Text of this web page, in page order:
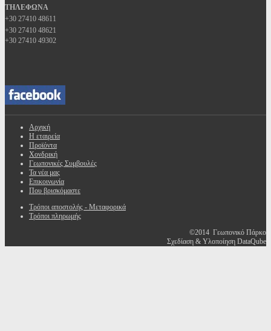
ΤΗΛΕΦΩΝΑ
+30 27410 48611
+30 27410 48621
+30 27410 49302
Αρχική
Η εταιρεία
Προϊόντα
Χονδρική
Γεωπονικές Συμβουλές
Τα νέα μας
Επικοινωνία
Που βρισκόμαστε
Τρόποι αποστολής - Μεταφορικά
Τρόποι πληρωμής
©2014 Γεωπονικό Πάρκο
Σχεδίαση & Υλοποίηση DataQube